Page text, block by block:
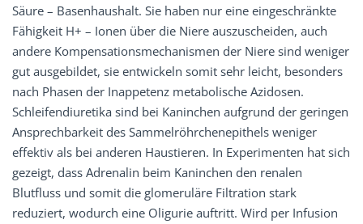
Säure – Basenhaushalt. Sie haben nur eine eingeschränkte
Fähigkeit H+ – Ionen über die Niere auszuscheiden, auch
andere Kompensationsmechanismen der Niere sind weniger
gut ausgebildet, sie entwickeln somit sehr leicht, besonders
nach Phasen der Inappetenz metabolische Azidosen.
Schleifendiuretika sind bei Kaninchen aufgrund der geringen
Ansprechbarkeit des Sammelröhrchenepithels weniger
effektiv als bei anderen Haustieren. In Experimenten hat sich
gezeigt, dass Adrenalin beim Kaninchen den renalen
Blutfluss und somit die glomeruläre Filtration stark
reduziert, wodurch eine Oligurie auftritt. Wird per Infusion